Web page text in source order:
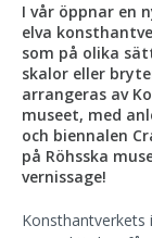
I vår öppnar en
elva
som på olika
skalor eller
arrangeras av
museet, med
och biennalen
på Röhsska
vernissage!